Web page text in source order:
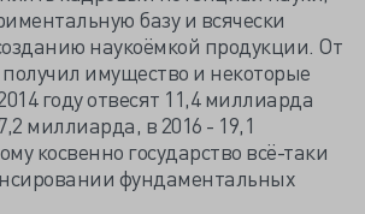
базу и всячески
наукоёмкой продукции. От
имущество и некоторые
году отвесят 11,4 миллиарда
миллиарда, в 2016 - 19,1
косвенно государство всё-таки
фундаментальных